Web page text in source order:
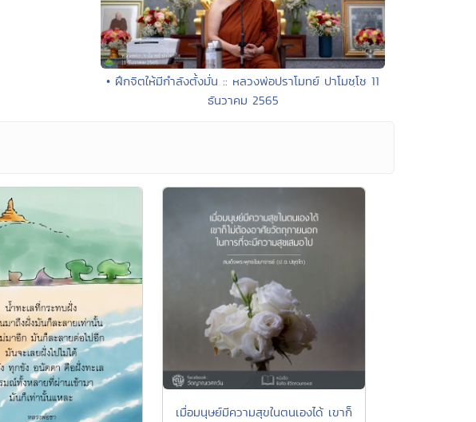
• ฝึกจิตให้มีกำลังตั้งมั่น :: หลวงพ่อปราโมทย์ ปาโมชฺโช 11
ธันวาคม 2565
เมื่อมนุษย์มีความสุขในตนเองได้ เขาก็